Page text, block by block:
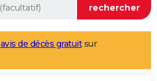
avis de décès gratuitsur